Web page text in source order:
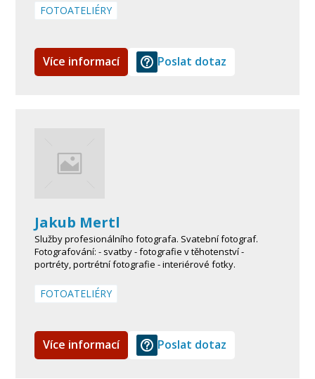
FOTOATELIÉRY
Více informací Poslat dotaz
Jakub Mertl
Služby profesionálního fotografa. Svatební fotograf.
Fotografování: - svatby - fotografie v těhotenství -
portréty, portrétní fotografie - interiérové fotky.
FOTOATELIÉRY
Více informací Poslat dotaz